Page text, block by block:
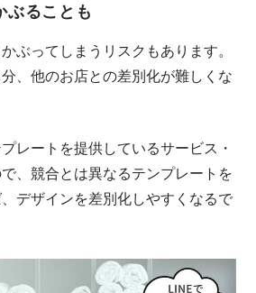
ぶることも
ぶってしまうリスクもあります。
、他のお店との差別化が難しくな
レートを提供しているサービス・
、競合とは異なるテンプレートを
デザインを差別化しやすくなるで